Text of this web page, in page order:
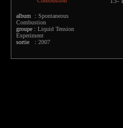
album : Spontaneous
Combustion
groupe : Liquid Tension
Experiment
sortie : 2007